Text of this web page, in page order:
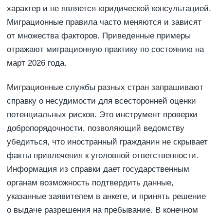
характер и не является юридической консультацией.
Миграционные правила часто меняются и зависят
от множества факторов. Приведенные примеры
отражают миграционную практику по состоянию на
март 2026 года.
Миграционные службы разных стран запрашивают
справку о несудимости для всесторонней оценки
потенциальных рисков. Это инструмент проверки
добропорядочности, позволяющий ведомству
убедиться, что иностранный гражданин не скрывает
факты привлечения к уголовной ответственности.
Информация из справки дает государственным
органам возможность подтвердить данные,
указанные заявителем в анкете, и принять решение
о выдаче разрешения на пребывание. В конечном